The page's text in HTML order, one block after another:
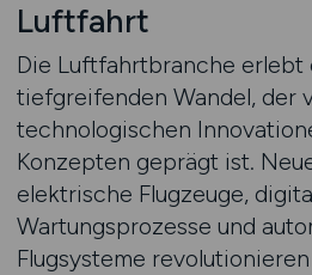
Luftfahrt
Die Luftfahrtbranche erlebt
tiefgreifenden Wandel, der
technologischen
Konzepten geprägt ist.
elektrische Flugzeuge,
Wartungsprozesse und
Flugsysteme